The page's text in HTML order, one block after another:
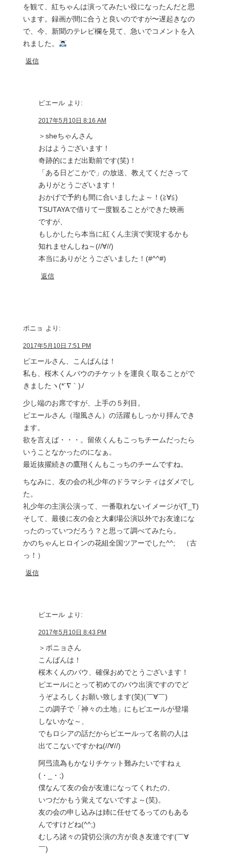
を観て、紅ちゃんは演ってみたい役になったんだと思
います。録画が間に合うと良いのですが〜遅起きなの
で、今、新聞のテレビ欄を見て、急いでコメントを入
れました。
返信
ピエール より:
2017年5月10日 8:16 AM
＞sheちゃんさん
おはようございます！
奇跡的にまだ出勤前です(笑)！
「ある日どこかで」の放送、教えてくださって
ありがとうございます！
おかげで予約も間に合いましたよ～！(≧∀≦)
TSUTAYAで借りて一度観ることができた映画
ですが、
もしかしたら本当に紅くん主演で実現するかも
知れませんしね～(//∀//)
本当にありがとうございました！(#^^#)
返信
ポニョ より:
2017年5月10日 7:51 PM
ピエールさん、こんばんは！
私も、桜木くんバウのチケットを運良く取ることがで
きましたヽ(*´∇｀)ﾉ
少し端のお席ですが、上手の５列目。
ピエールさん（瑠風さん）の活躍もしっかり拝んでき
ます。
欲を言えば・・・。留依くんもこっちチームだったら
いうことなかったのになぁ。
最近抜擢続きの鷹翔くんもこっちのチームですね。
ちなみに、友の会の礼少年のドラマシティはダメでし
た。
礼少年の主演公演って、一番取れないイメージが(T_T)
そして、最後に友の会と大劇場公演以外でお友達にな
ったのっていつだろう？と思って調べてみたら。
かのちゃんヒロインの花組全国ツアーでした^^; （古
っ！）
返信
ピエール より:
2017年5月10日 8:43 PM
＞ポニョさん
こんばんは！
桜木くんのバウ、確保おめでとうございます！
ピエールにとって初めてのバウ出演ですのでど
うぞよろしくお願い致します(笑)(￣∀￣)
この調子で「神々の土地」にもピエールが登場
しないかな～、
でもロシアの話だからピエールって名前の人は
出てこないですかね(//∀//)
阿弖流為もかなりチケット難みたいですねぇ
(・_・;)
僕なんて友の会が友達になってくれたの、
いつだかもう覚えてないですよ～(笑)。
友の会の申し込みは姉に任せてるってのもある
んですけどね(^^;)
むしろ諸々の貸切公演の方が良き友達です(￣∀
￣)